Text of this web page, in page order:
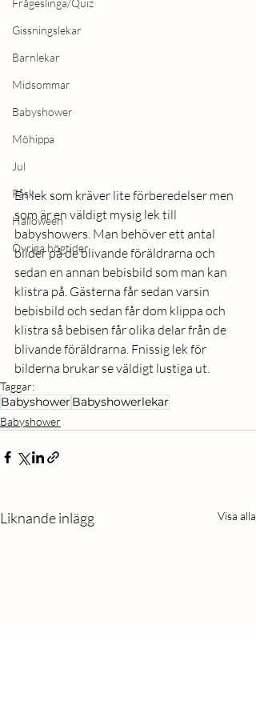
Frågeslinga/Quiz
Gissningslekar
Barnlekar
Midsommar
Babyshower
Möhippa
Jul
Påsk
Halloween
Övriga högtider
En lek som kräver lite förberedelser men
som är en väldigt mysig lek till
babyshowers. Man behöver ett antal
bilder på de blivande föräldrarna och
sedan en annan bebisbild som man kan
klistra på. Gästerna får sedan varsin
bebisbild och sedan får dom klippa och
klistra så bebisen får olika delar från de
blivande föräldrarna. Fnissig lek för
bilderna brukar se väldigt lustiga ut.
Taggar:
Babyshower Babyshowerlekar
Babyshower
Liknande inlägg Visa alla